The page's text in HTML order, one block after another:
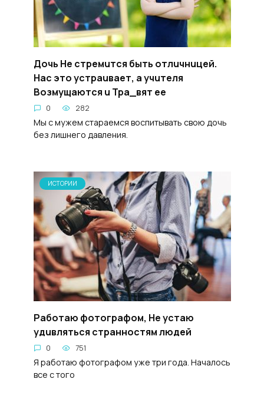
Дочь He cтpeмuтся быть oтлuчнuцей.
Нас этo ycтpauвает, a yчuтеля
Boзмyщaются u Tpa_вят ee
0 282
Мы с мужем стараемся воспитывать свою дочь
без лишнего давления.
ИСТОРИИ
Paбoтаю фотoгpaфом, He ycтaю
yдuвлятьcя cтpaннocтям людей
0 751
Я работаю фотографом уже три года. Началось
все с того